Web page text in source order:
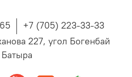
+7 (705) 223-33-33
227, угол Богенбай
Батыра